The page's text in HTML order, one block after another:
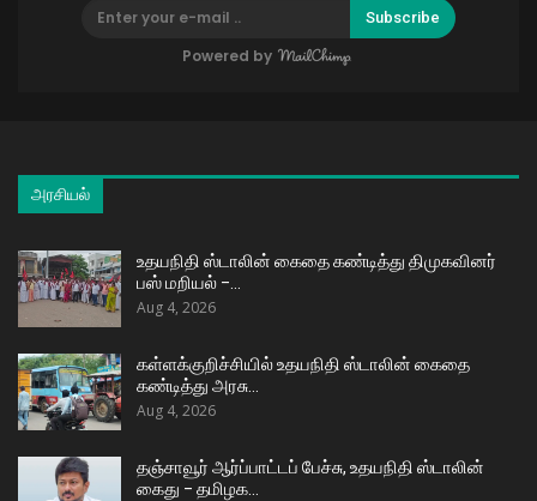
Subscribe
Powered by
அரசியல்
உதயநிதி ஸ்டாலின் கைதை கண்டித்து திமுகவினர்
பஸ் மறியல் –…
Aug 4, 2026
கள்ளக்குறிச்சியில் உதயநிதி ஸ்டாலின் கைதை
கண்டித்து அரசு…
Aug 4, 2026
தஞ்சாவூர் ஆர்ப்பாட்டப் பேச்சு, உதயநிதி ஸ்டாலின்
கைது – தமிழக…